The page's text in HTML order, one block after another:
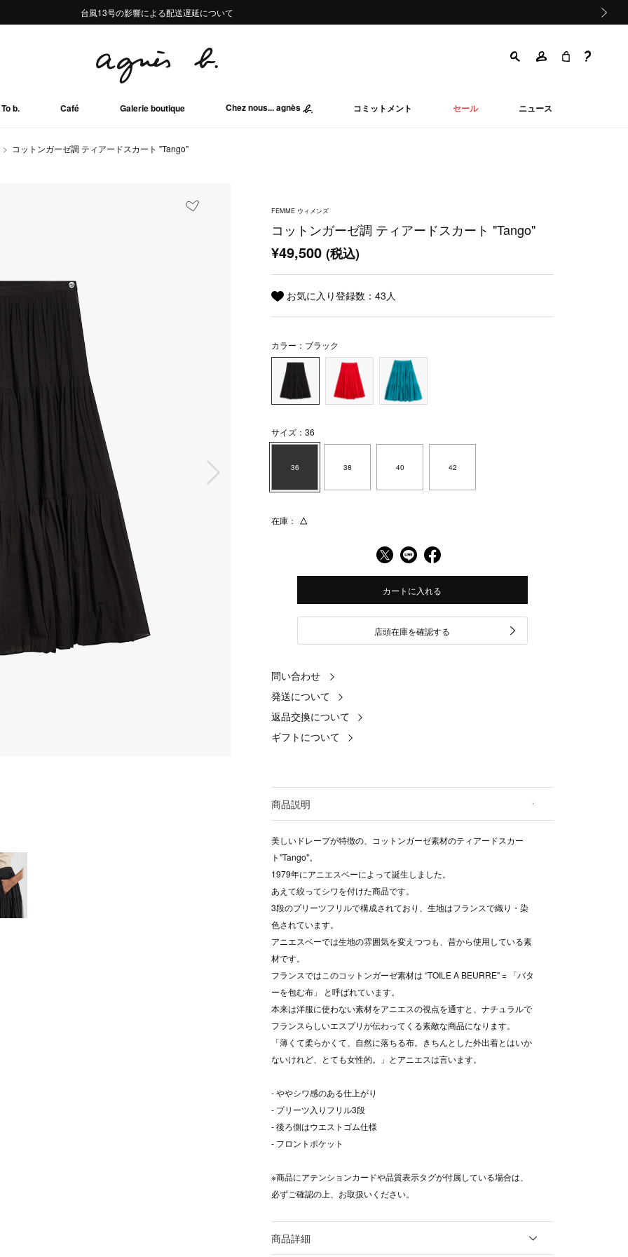
熊本地域地震の影響による配送遅延について
Summer Sale 2buy10%OFF!!
台風13号の影響による配送遅延について
熊本地域地震の影響による配送遅延について
Summer Sale 2buy10%OFF!!
To b. Café Galerie boutique Chez nous... agnès コミットメント セール ニュース
コットンガーゼ調 ティアードスカート "Tango"
FEMME ウィメンズ
コットンガーゼ調 ティアードスカート "Tango"
¥49,500(税込)
お気に入り登録数：43人
カラー：ブラック
サイズ：36
36 38 40 42
在庫： △
カートに入れる
店頭在庫を確認する
問い合わせ
発送について
返品交換について
ギフトについて
商品説明
美しいドレープが特徴の、コットンガーゼ素材のティアードスカー
ト"Tango"。
1979年にアニエスベーによって誕生しました。
あえて絞ってシワを付けた商品です。
3段のプリーツフリルで構成されており、生地はフランスで織り・染
色されています。
アニエスベーでは生地の雰囲気を変えつつも、昔から使用している素
材です。
フランスではこのコットンガーゼ素材は “TOILE A BEURRE" = 「バタ
ーを包む布」 と呼ばれています。
本来は洋服に使わない素材をアニエスの視点を通すと、ナチュラルで
フランスらしいエスプリが伝わってくる素敵な商品になります。
「薄くて柔らかくて、自然に落ちる布。きちんとした外出着とはいか
ないけれど、とても女性的。」とアニエスは言います。
- ややシワ感のある仕上がり
- プリーツ入りフリル3段
- 後ろ側はウエストゴム仕様
- フロントポケット
※商品にアテンションカードや品質表示タグが付属している場合は、
必ずご確認の上、お取扱いください。
商品詳細